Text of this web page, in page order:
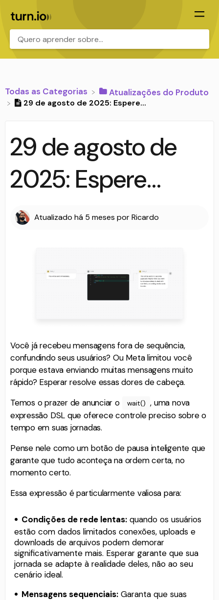
Todas as Categorias ​Atualizações do Produto
29 de agosto de 2025: Espere...
29 de agosto de
2025: Espere...
Atualizado há 5 meses porRicardo
Você já recebeu mensagens fora de sequência,
confundindo seus usuários? Ou Meta limitou você
porque estava enviando muitas mensagens muito
rápido? Esperar resolve essas dores de cabeça.
Temos o prazer de anunciar o
wait() , uma nova
expressão DSL que oferece controle preciso sobre o
tempo em suas jornadas.
Pense nele como um botão de pausa inteligente que
garante que tudo aconteça na ordem certa, no
momento certo.
Essa expressão é particularmente valiosa para:
Condições de rede lentas: quando os usuários
estão com dados limitados conexões, uploads e
downloads de arquivos podem demorar
significativamente mais. Esperar garante que sua
jornada se adapte à realidade deles, não ao seu
cenário ideal.
Mensagens sequenciais: Garanta que suas
.